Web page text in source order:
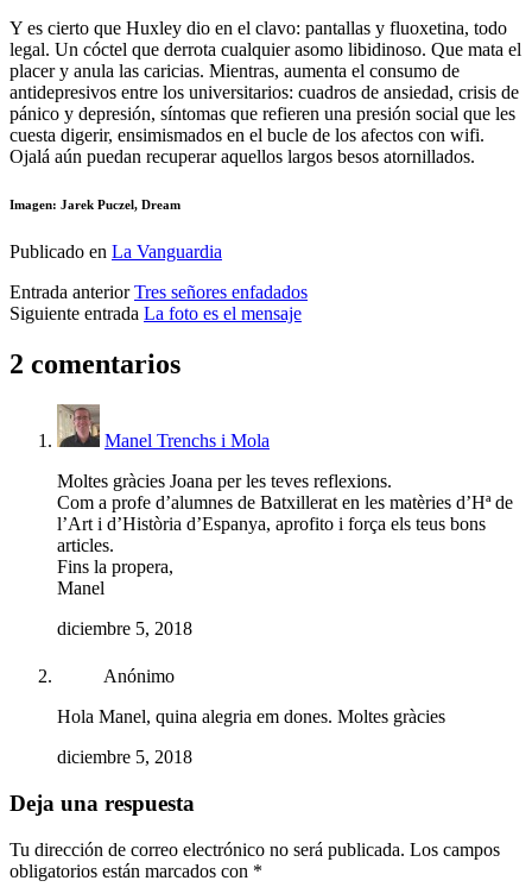
Y es cierto que Huxley dio en el clavo: pantallas y fluoxetina, todo
legal. Un cóctel que derrota cualquier asomo libidinoso. Que mata el
placer y anula las caricias. Mientras, aumenta el consumo de
antidepresivos entre los universitarios: cuadros de ansiedad, crisis de
pánico y depresión, síntomas que refieren una presión social que les
cuesta digerir, ensimismados en el bucle de los afectos con wifi.
Ojalá aún puedan recuperar aquellos largos besos atornillados.
Imagen: Jarek Puczel, Dream
Publicado en La Vanguardia
Entrada anterior Tres señores enfadados
Siguiente entrada La foto es el mensaje
2 comentarios
Manel Trenchs i Mola
Moltes gràcies Joana per les teves reflexions.
Com a profe d’alumnes de Batxillerat en les matèries d’Hª de
l’Art i d’Història d’Espanya, aprofito i força els teus bons
articles.
Fins la propera,
Manel
diciembre 5, 2018
Anónimo
Hola Manel, quina alegria em dones. Moltes gràcies
diciembre 5, 2018
Deja una respuesta
Tu dirección de correo electrónico no será publicada. Los campos
obligatorios están marcados con *